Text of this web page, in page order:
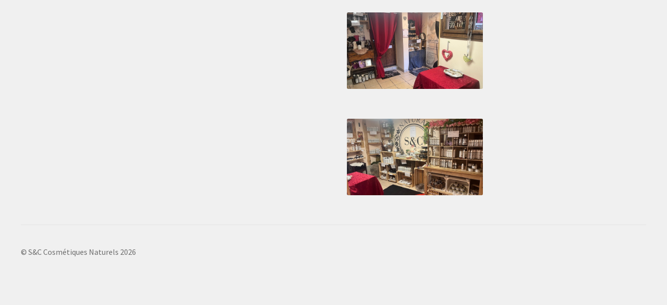
© S&C Cosmétiques Naturels 2026